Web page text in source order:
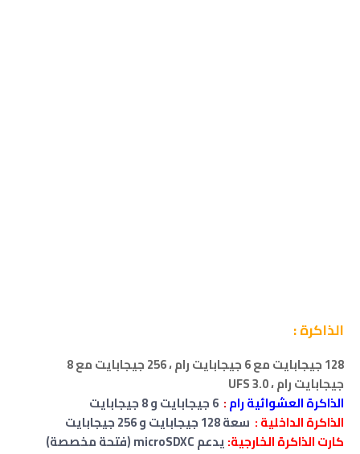
الذاكرة :
128 جيجابايت مع 6 جيجابايت رام ،
256 جيجابايت مع 8
جيجابايت رام ، UFS 3.0
الذاكرة العشوائية رام: 6 جيجابايت و8 جيجابايت
الذاكرة الداخلية : سعة 128 جيجابايت و
256 جيجابايت
كارت الذاكرة الخارجية:يدعم microSDXC (فتحة مخصصة)